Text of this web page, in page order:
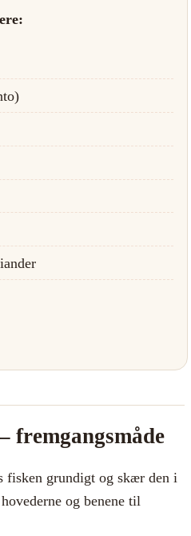
fremgangsmåde
fisken grundigt og skær den i
og benene til